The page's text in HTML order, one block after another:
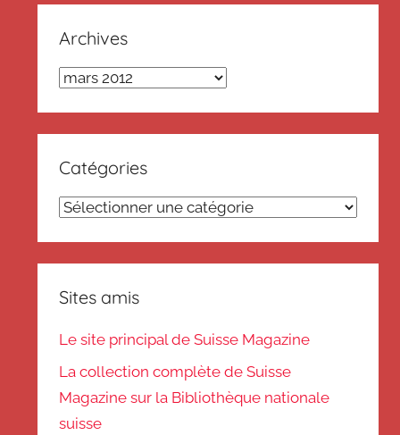
Archives
Archives
Catégories
Catégories
Sites amis
Le site principal de Suisse Magazine
La collection complète de Suisse
Magazine sur la Bibliothèque nationale
suisse